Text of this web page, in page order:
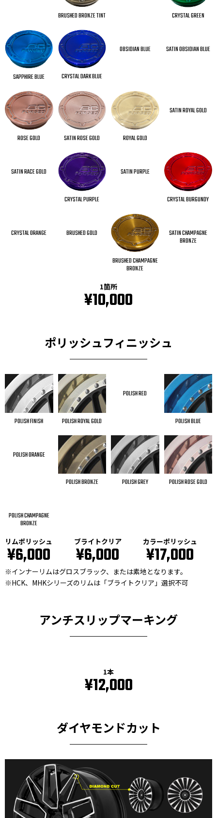
BRUSHED BRONZE TINT CRYSTAL GREEN
SAPPHIRE BLUE CRYSTAL DARK BLUE
OBSIDIAN BLUE SATIN OBSIDIAN BLUE
ROSE GOLD SATIN ROSE GOLD ROYAL GOLD
SATIN ROYAL GOLD
SATIN RACE GOLD
CRYSTAL PURPLE
SATIN PURPLE
CRYSTAL BURGUNDY
CRYSTAL ORANGE BRUSHED GOLD
BRUSHED CHAMPAGNE
BRONZE
SATIN CHAMPAGNE
BRONZE
1箇所
¥10,000
ポリッシュフィニッシュ
POLISH FINISH POLISH ROYAL GOLD
POLISH RED
POLISH BLUE
POLISH ORANGE
POLISH BRONZE POLISH GREY POLISH ROSE GOLD
POLISH CHAMPAGNE
BRONZE
リムポリッシュ
¥6,000
ブライトクリア
¥6,000
カラーポリッシュ
¥17,000
※インナーリムはグロスブラック、または素地となります。
※HCK、MHKシリーズのリムは「ブライトクリア」選択不可
アンチスリップマーキング
1本
¥12,000
ダイヤモンドカット